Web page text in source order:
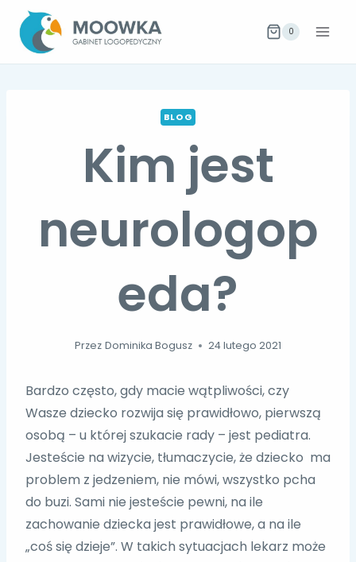
Przejdź
treści
0
BLOG
Kim jest
neurologop
eda?
Przez Dominika Bogusz 24 lutego 2021
Bardzo często, gdy macie wątpliwości, czy
Wasze dziecko rozwija się prawidłowo, pierwszą
osobą – u której szukacie rady – jest pediatra.
Jesteście na wizycie, tłumaczycie, że dziecko ma
problem z jedzeniem, nie mówi, wszystko pcha
do buzi. Sami nie jesteście pewni, na ile
zachowanie dziecka jest prawidłowe, a na ile
„coś się dzieje”. W takich sytuacjach lekarz może